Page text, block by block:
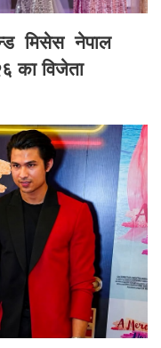
मिसेस नेपाल
का विजेता